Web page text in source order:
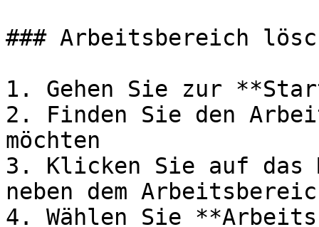
### Arbeitsbereich
1. Gehen Sie zur
2. Finden Sie den
möchten
3. Klicken Sie auf das
neben dem
4. Wählen Sie